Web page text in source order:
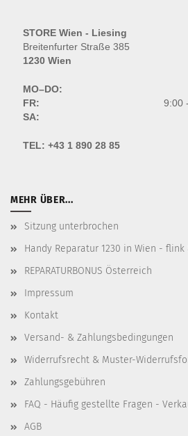
STORE Wien - Liesing
Breitenfurter Straße 385
1230 Wien
MO–DO:
FR:
9:00
SA:
TEL: +43 1 890 28 85
MEHR ÜBER...
Sitzung unterbrochen
Handy Reparatur 1230 in Wien -
REPARATURBONUS Österreich
Impressum
Kontakt
Versand- & Zahlungsbedingungen
Widerrufsrecht & Muster-
Zahlungsgebühren
FAQ - Häufig gestellte Fragen -
AGB